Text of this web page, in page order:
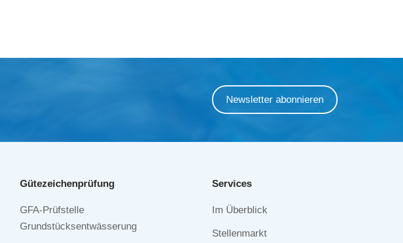
Newsletter abonnieren
Gütezeichen­prüfung
Navigation
überspringen
GFA-Prüfstelle
Grundstücksentwässerung
Services
Navigation
Im Überblick
Stellenmarkt